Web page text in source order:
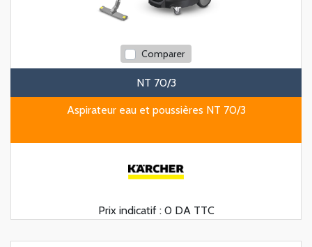
Comparer
NT 70/3
Aspirateur eau et poussières NT 70/3
Prix indicatif : 0 DA TTC